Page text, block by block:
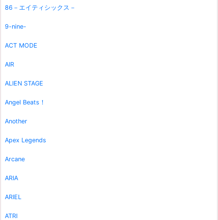
86－エイティシックス－
9-nine-
ACT MODE
AIR
ALIEN STAGE
Angel Beats！
Another
Apex Legends
Arcane
ARIA
ARIEL
ATRI